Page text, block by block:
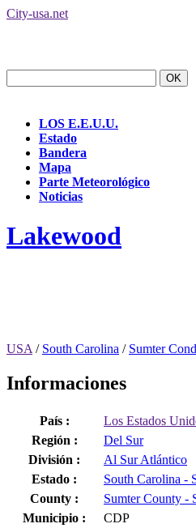
City-usa.net
LOS E.E.U.U.
Estado
Bandera
Mapa
Parte Meteorológico
Noticias
Lakewood
USA / South Carolina / Sumter
Informaciones
País :
Los Estados
Región :
Del Sur
División :
Al Sur Atlántico
Estado :
South Carolina -
County :
Sumter County -
Municipio :
CDP